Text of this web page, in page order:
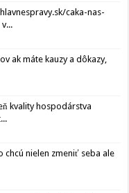
caka-nas-
ak máte kauzy a dôkazy,
kvality hospodárstva
chcú nielen zmeniť seba ale